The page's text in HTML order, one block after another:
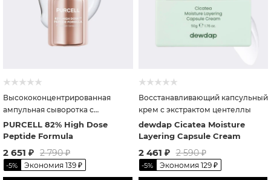
Высококонцентрированная
ампульная сыворотка с
коллагеном и пептидами
PURCELL 82% High Dose
Peptide Formula
2 651 ₽ 2 790₽
-5% Экономия 139 ₽
Восстанавливающий капсульный
крем с экстрактом центеллы
dewdap Cicatea Moisture
Layering Capsule Cream
2 461 ₽ 2 590₽
-5% Экономия 129₽